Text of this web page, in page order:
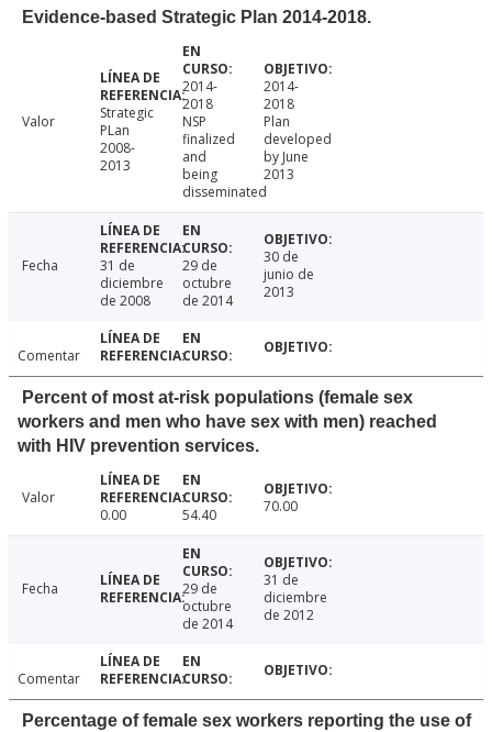
Evidence-based Strategic Plan 2014-2018.
Valor
Strategic
PLan
2008-
2013
2014-
2018
NSP
finalized
and
being
disseminated
2014-
2018
Plan
developed
by June
2013
Fecha
31 de
diciembre
de 2008
29 de
octubre
de 2014
30 de
junio de
2013
Comentar
Percent of most at-risk populations (female sex
workers and men who have sex with men) reached
with HIV prevention services.
Valor
0.00
54.40 70.00
Fecha
29 de
octubre
de 2014
31 de
diciembre
de 2012
Comentar
Percentage of female sex workers reporting the use of